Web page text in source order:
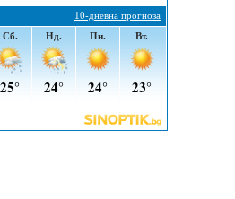
и пълномощен
на посещение в
Перник в